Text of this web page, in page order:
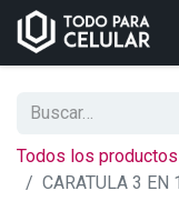
Todos los productos
CARATULA 3 EN